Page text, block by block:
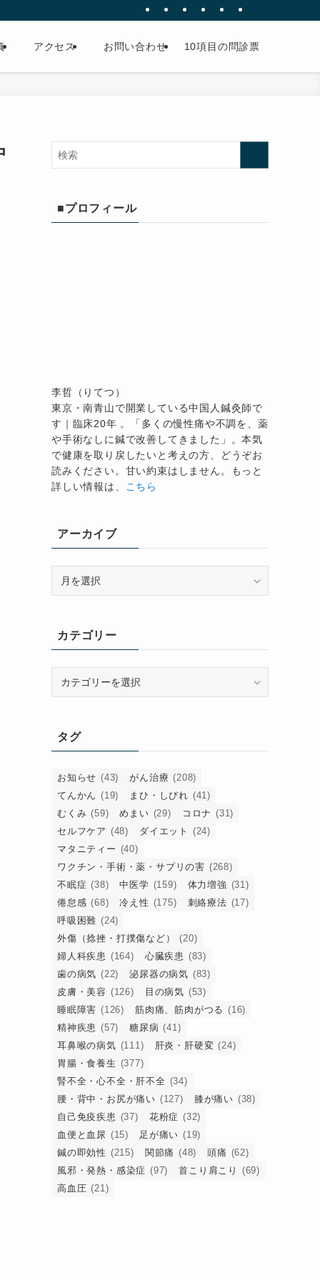
アクセス お問い合わせ 10項目の問診票
■プロフィール
李哲（りてつ）
東京・南青山で開業している中国人鍼灸師で
す｜臨床20年 。「多くの慢性痛や不調を、薬
や手術なしに鍼で改善してきました」。本気
で健康を取り戻したいと考えの方、どうぞお
読みください。甘い約束はしません。もっと
詳しい情報は、 こちら
アーカイブ
ブカテゴリー
ータグ
お知らせ (43) がん治療 (208)
てんかん (19) まひ・しびれ (41)
むくみ (59) めまい (29) コロナ (31)
セルフケア (48) ダイエット
(24)
マタニティー (40)
ワクチン・手術・薬・サプリの害 (268)
不眠症 (38) 中医学 (159) 体力増強 (31)
倦怠感 (68) 冷え性 (175) 刺絡療法 (17)
呼吸困難 (24)
外傷（捻挫・打撲傷など）
(20)
婦人科疾患 (164) 心臓疾患 (83)
歯の病気 (22) 泌尿器の病気 (83)
皮膚・美容 (126) 目の病気 (53)
睡眠障害 (126) 筋肉痛、筋肉がつる (16)
精神疾患 (57) 糖尿病 (41)
耳鼻喉の病気 (111) 肝炎・肝硬変 (24)
胃腸・食養生 (377)
腎不全・心不全・肝不全 (34)
腰・背中・お尻が痛い (127) 膝が痛い (38)
自己免疫疾患 (37) 花粉症 (32)
血便と血尿 (15) 足が痛い (19)
鍼の即効性 (215) 関節痛 (48) 頭痛 (62)
風邪・発熱・感染症 (97) 首こり肩こり
(69)
高血圧 (21)